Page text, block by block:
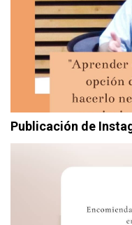
Publicación de